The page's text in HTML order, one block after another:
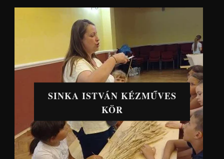
SINKA ISTVÁN KÉZMŰVES
KÖR